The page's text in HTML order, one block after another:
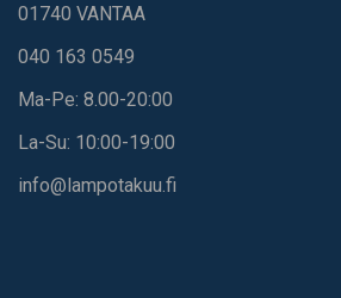
01740 VANTAA
040 163 0549
Ma-Pe: 8.00-20:00
La-Su: 10:00-19:00
info@lampotakuu.fi